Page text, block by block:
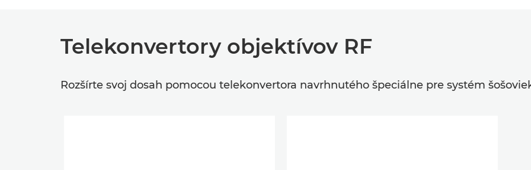
Telekonvertory objektívov RF
Rozšírte svoj dosah pomocou telekonvertora navrhnutého špeciálne pre systém